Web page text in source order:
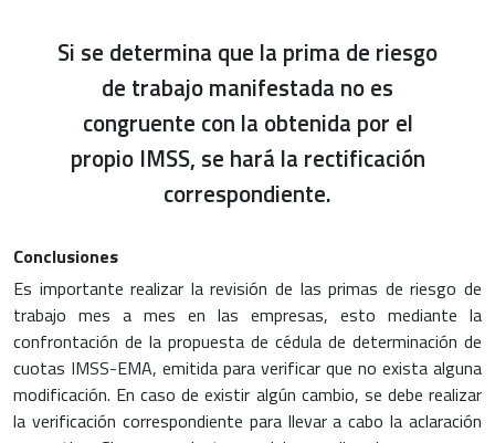
Si se determina que la prima de riesgo
de trabajo manifestada no es
congruente con la obtenida por el
propio IMSS, se hará la rectificación
correspondiente.
Conclusiones
Es importante realizar la revisión de las primas de riesgo de
trabajo mes a mes en las empresas, esto mediante la
confrontación de la propuesta de cédula de determinación de
cuotas IMSS-EMA, emitida para verificar que no exista alguna
modificación. En caso de existir algún cambio, se debe realizar
la verificación correspondiente para llevar a cabo la aclaración